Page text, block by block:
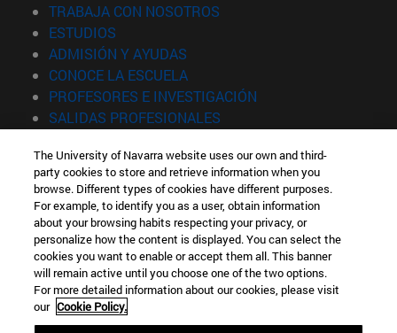
TRABAJA CON NOSOTROS
ESTUDIOS
ADMISIÓN Y AYUDAS
CONOCE LA ESCUELA(abre en nueva ventana)
PROFESORES E INVESTIGACIÓN
SALIDAS PROFESIONALES
Información
TFNO +34 943 21 98 77
¿QUÉ GRADO TE INTERESA?
¿QUÉ MÁSTER TE INTERESA?
© Universidad de Navarra
Información legal
Accesibilidad
The University of Navarra website uses our own and third-
party cookies to store and retrieve information when you
browse. Different types of cookies have different purposes.
For example, to identify you as a user, obtain information
about your browsing habits respecting your privacy, or
personalize how the content is displayed. You can select the
cookies you want to enable or accept them all. This banner
will remain active until you choose one of the two options.
For more detailed information about our cookies, please visit
our Cookie Policy.